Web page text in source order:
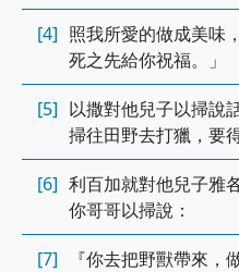
[4] 照我所愛的做成美味
死之先給你祝福。」
[5] 以撒對他兒子以掃說
掃往田野去打獵，要
[6] 利百加就對他兒子雅
你哥哥以掃說：
[7]
『你去把野獸帶來，